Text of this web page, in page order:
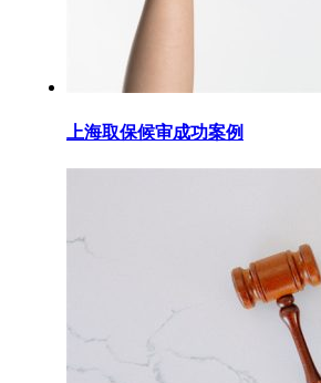
上海取保候审成功案例